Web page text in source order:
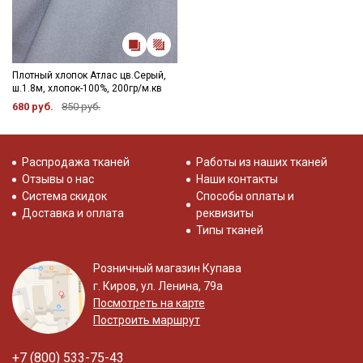
Плотный хлопок Атлас цв.Серый,
ш.1.8м, хлопок-100%, 200гр/м.кв
680 руб. 850 руб.
Распродажа тканей
Отзывы о нас
Система скидок
Доставка и оплата
Работы из наших тканей
Наши контакты
Способы оплаты и
реквизиты
Типы тканей
Розничный магазин Купава
г. Киров, ул. Ленина, 79а
Посмотреть на карте
Построить маршрут
+7 (800) 533-75-43